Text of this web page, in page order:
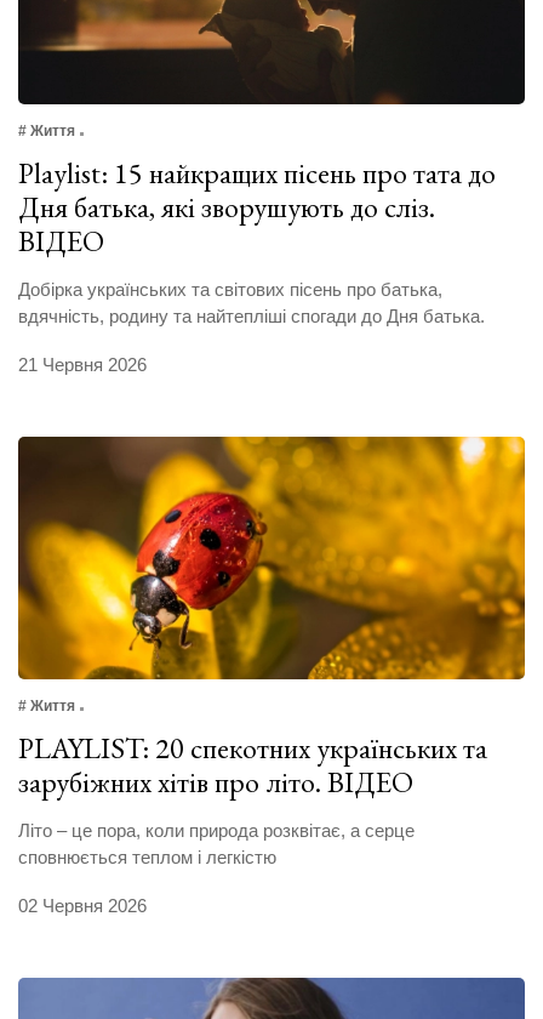
# Життя
Playlist: 15 найкращих пісень про тата до
Дня батька, які зворушують до сліз.
ВІДЕО
Добірка українських та світових пісень про батька,
вдячність, родину та найтепліші спогади до Дня батька.
21 Червня 2026
# Життя
PLAYLIST: 20 спекотних українських та
зарубіжних хітів про літо. ВІДЕО
Літо – це пора, коли природа розквітає, а серце
сповнюється теплом і легкістю
02 Червня 2026